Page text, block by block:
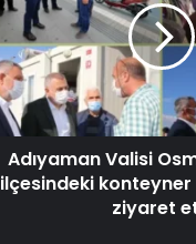
Adıyaman Valisi
ilçesindeki konteyner
ziyaret